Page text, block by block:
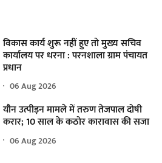
विकास कार्य शुरू नहीं हुए तो मुख्य सचिव
कार्यालय पर धरना : परनशाला ग्राम पंचायत
प्रधान
06 Aug 2026
यौन उत्पीड़न मामले में तरुण तेजपाल दोषी
करार; 10 साल के कठोर कारावास की सजा
06 Aug 2026